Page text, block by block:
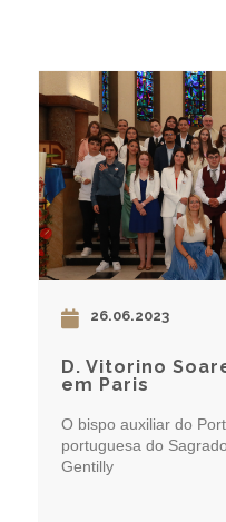
26.06.2023
D. Vitorino
em Paris
O bispo auxiliar do
portuguesa do
Gentilly